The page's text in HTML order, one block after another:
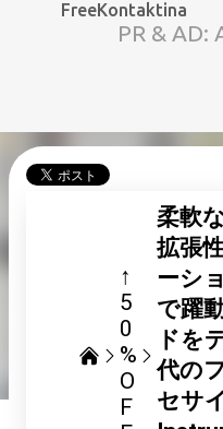
スキップしてメ
FreeKontaktina
PR &
↑
5
0
%
O
F
柔軟
拡張
ーシ
で躍
ドを
代の
セサ